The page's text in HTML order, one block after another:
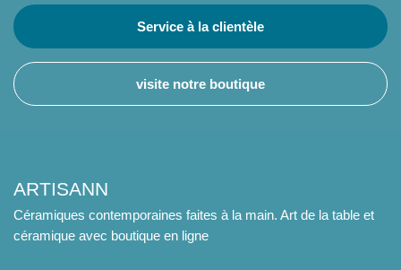
Service à la clientèle
visite notre boutique
ARTISANN
Céramiques contemporaines faites à la main. Art de la table et
céramique avec boutique en ligne